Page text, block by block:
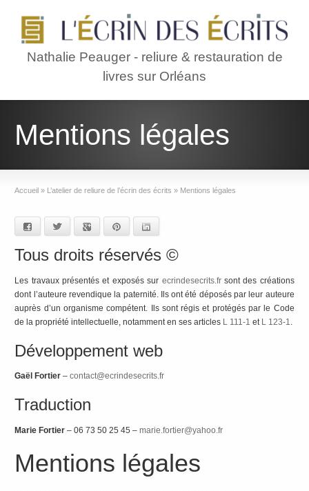
Nathalie Peauger - reliure & restauration de
livres sur Orléans
Mentions légales
Accueil » L’atelier de reliure de l’écrin des écrits » Mentions légales
Facebook Twitter Google+ Pinterest
Tous droits réservés ©
Les travaux présentés et exposés sur ecrindesecrits.frsont des créations
dont l’auteure revendique la paternité. Ils ont été déposés par leur auteure
auprès d’un organisme compétent. Ils sont régis et protégés par le Code
de la propriété intellectuelle, notamment en ses articles L 111-1et L 123-1
Développement web
Gaël Fortier –contact@ecrindesecrits.fr
Traduction
Marie Fortier – 06 73 50 25 45 –marie.fortier@yahoo.fr
Mentions légales